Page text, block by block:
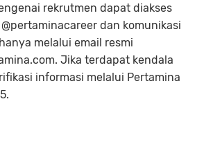
rekrutmen dapat diakses
dan komunikasi
melalui email resmi
Jika terdapat kendala
informasi melalui Pertamina